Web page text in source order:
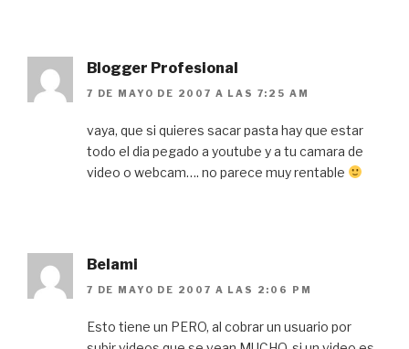
Blogger Profesional
7 DE MAYO DE 2007 A LAS 7:25 AM
vaya, que si quieres sacar pasta hay que estar
todo el dia pegado a youtube y a tu camara de
video o webcam…. no parece muy rentable
Belami
7 DE MAYO DE 2007 A LAS 2:06 PM
Esto tiene un PERO, al cobrar un usuario por